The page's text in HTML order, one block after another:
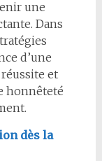
une
Dans
d’une
et
honnêteté
dès la